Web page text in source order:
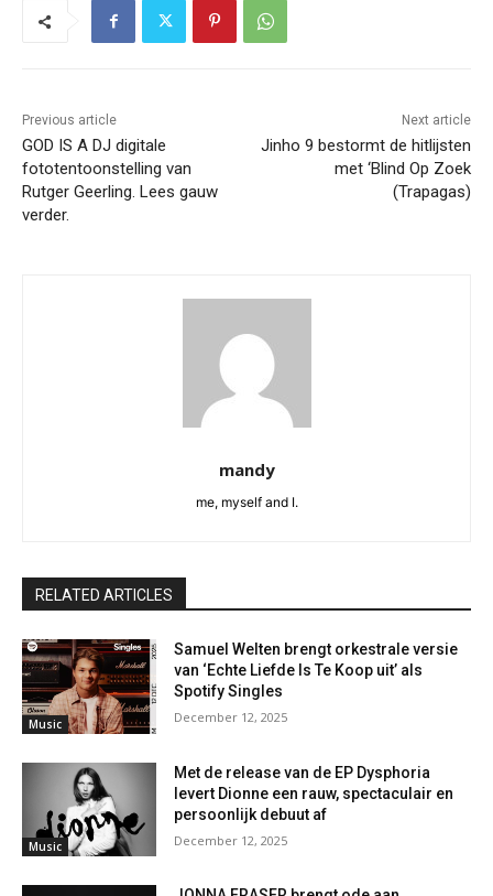
Previous article
GOD IS A DJ digitale
fototentoonstelling van
Rutger Geerling. Lees gauw
verder.
Next article
Jinho 9 bestormt de hitlijsten
met ‘Blind Op Zoek
(Trapagas)
mandy
me, myself and I.
RELATED ARTICLES
Music
Samuel Welten brengt orkestrale versie
van ‘Echte Liefde Is Te Koop uit’ als
Spotify Singles
December 12, 2025
Music
Met de release van de EP Dysphoria
levert Dionne een rauw, spectaculair en
persoonlijk debuut af
December 12, 2025